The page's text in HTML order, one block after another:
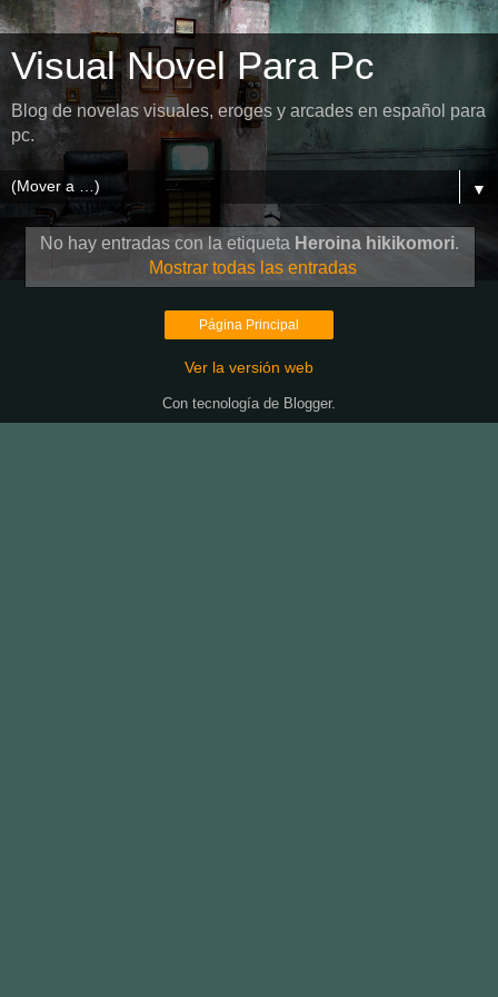
Visual Novel Para Pc
Blog de novelas visuales, eroges y arcades en español para
pc.
▼
No hay entradas con la etiqueta Heroina hikikomori.
Mostrar todas las entradas
Página Principal
Ver la versión web
Con tecnología de Blogger.